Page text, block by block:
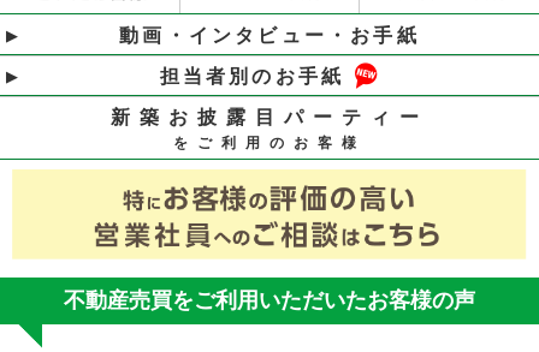
動画・インタビュー・お手紙
担当者別のお手紙
新築お披露目パーティー
をご利用のお客様
不動産売買をご利用いただいたお客様の声